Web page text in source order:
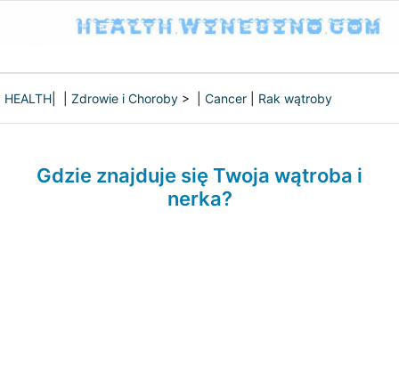
HEALTH Zdrowie i Choroby > | Cancer Rak wątroby
Gdzie znajduje się Twoja wątroba i
nerka?